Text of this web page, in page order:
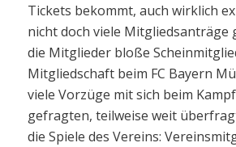
Tickets bekommt, auch wirklich
nicht doch viele Mitgliedsanträge
die Mitglieder bloße
Mitgliedschaft beim FC Bayern
viele Vorzüge mit sich beim
gefragten, teilweise weit
die Spiele des Vereins: